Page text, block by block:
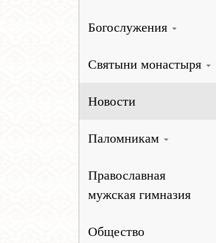
Богослужения
Святыни монастыря
Новости
Паломникам
Православная
мужская гимназия
Общество